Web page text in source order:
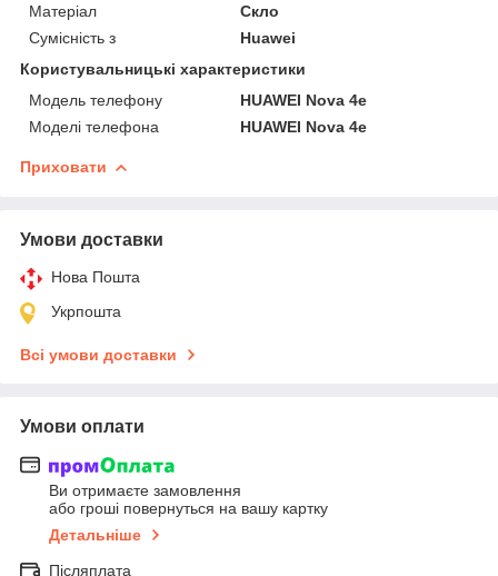
Матеріал
Скло
Сумісність з
Huawei
Користувальницькі характеристики
Модель телефону
HUAWEI Nova 4e
Моделі телефона
HUAWEI Nova 4e
Приховати
Умови доставки
Нова Пошта
Укрпошта
Всі умови доставки
Умови оплати
Ви отримаєте замовлення
або гроші повернуться на вашу картку
Детальніше
Післяплата